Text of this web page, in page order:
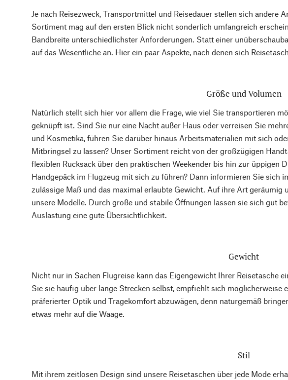
Je nach Reisezweck, Transportmittel und Reisedauer stellen sich andere
Sortiment mag auf den ersten Blick nicht sonderlich umfangreich
Bandbreite unterschiedlichster Anforderungen. Statt einer
auf das Wesentliche an. Hier ein paar Aspekte, nach denen sich
Größe und Volumen
Natürlich stellt sich hier vor allem die Frage, wie viel Sie transportieren
geknüpft ist. Sind Sie nur eine Nacht außer Haus oder verreisen Sie
und Kosmetika, führen Sie darüber hinaus Arbeitsmaterialien mit sich
Mitbringsel zu lassen? Unser Sortiment reicht von der großzügigen
flexiblen Rucksack über den praktischen Weekender bis hin zur üppigen
Handgepäck im Flugzeug mit sich zu führen? Dann informieren Sie sich
zulässige Maß und das maximal erlaubte Gewicht. Auf ihre Art
unsere Modelle. Durch große und stabile Öffnungen lassen sie sich gut
Auslastung eine gute Übersichtlichkeit.
Gewicht
Nicht nur in Sachen Flugreise kann das Eigengewicht Ihrer Reisetasche
Sie sie häufig über lange Strecken selbst, empfiehlt sich möglicherweise
präferierter Optik und Tragekomfort abzuwägen, denn naturgemäß
etwas mehr auf die Waage.
Stil
Mit ihrem zeitlosen Design sind unsere Reisetaschen über jede Mode